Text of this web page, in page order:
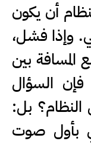
أن يكون
وإذا فشل،
بين
السؤال
بل:
بأول صوت